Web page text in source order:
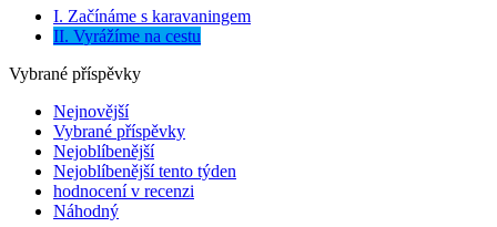
I. Začínáme s karavaningem
II. Vyrážíme na cestu
Vybrané příspěvky
Nejnovější
Vybrané příspěvky
Nejoblíbenější
Nejoblíbenější tento týden
hodnocení v recenzi
Náhodný